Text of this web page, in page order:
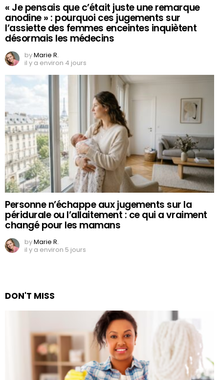
« Je pensais que c’était juste une remarque
anodine » : pourquoi ces jugements sur
l’assiette des femmes enceintes inquiètent
désormais les médecins
byMarie R.
il y a environ 4 jours
Personne n’échappe aux jugements sur la
péridurale ou l’allaitement : ce qui a vraiment
changé pour les mamans
byMarie R.
il y a environ 5 jours
DON'T MISS